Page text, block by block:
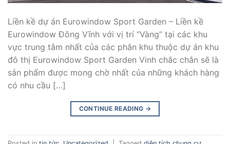
Liền kề dự án Eurowindow Sport Garden – Liền kề
Eurowindow Đông Vĩnh với vị trí “Vàng” tại các khu
vực trung tâm nhất của các phân khu thuộc dự án khu
đô thị Eurowindow Sport Garden Vinh chắc chắn sẽ là
sản phẩm được mong chờ nhất của những khách hàng
có nhu cầu […]
CONTINUE READING →